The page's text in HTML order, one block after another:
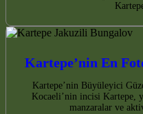
Kartepe’nin En
Kartepe’nin Büyüleyici
Kocaeli’nin incisi Kartepe,
manzaralar ve